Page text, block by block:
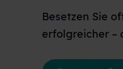
Besetzen Sie
erfolgreicher –